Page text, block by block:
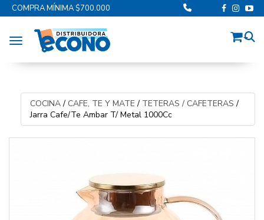
COMPRA MÍNIMA $700.000
Toggle navigation
COCINA/ CAFE, TE Y MATE / TETERAS / CAFETERAS /
Jarra Cafe/Te Ambar T/ Metal 1000Cc